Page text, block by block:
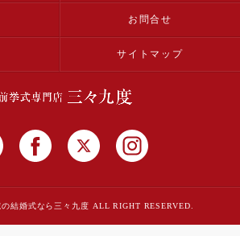
お問合せ
サイトマップ
結婚式なら三々九度 ALL RIGHT RESERVED.